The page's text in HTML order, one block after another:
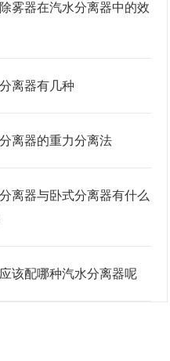
雾器在汽水分离器中的效
离器有几种
离器的重力分离法
离器与卧式分离器有什么
该配哪种汽水分离器呢